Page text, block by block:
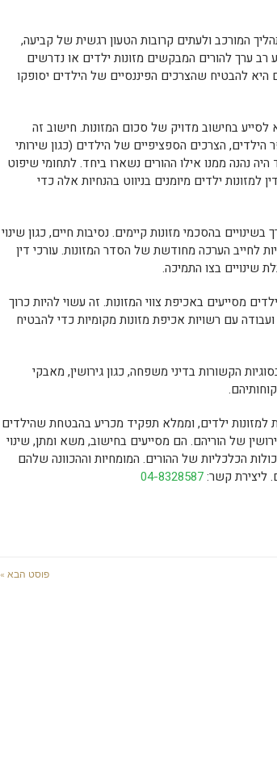
המורכב ולעתים קרובות הטעון רגשית של קביעה,
ערך להורים המבקשים מזונות ילדים או נדרשים
להבטיח שהצרכים הפיננסיים של הילדים יסופקו
לסייע בחישוב מדויק של סכום המזונות. חישוב זה
הצרכים הספציפיים של הילדים (כגון שירותי
נהנה ממנו אילו ההורים נשארו ביחד. לתחומי שיפוט
למזונות ילדים מיומנים בניווט בהנחיות אלה כדי
בהסכמי מזונות קיימים. נסיבות חיים, כגון שינוי
לחייב הערכה מחודשת של הסדר המזונות. עורכי דין
שינויים בצו התמיכה.
מסייעים באכיפת צווי המזונות. זה עשוי להיות כרוך
עם רשויות אכיפת מזונות מקומיות כדי להבטיח
הקשורות בדיני משפחה, כגון גירושין, מאבקי
למזונות ילדים, וממלא תפקיד מכריע בהבטחת שהילדים
של הוריהם. הם מסייעים בחישוב, משא ומתן, שינוי
הכלכליות של ההורים. המומחיות וההכוונה שלהם
ליצירת קשר:04-8328587
פוסט הבא »